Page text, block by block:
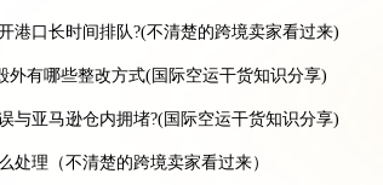
港口长时间排队?(不清楚的跨境卖家看过来)
外有哪些整改方式(国际空运干货知识分享)
与亚马逊仓内拥堵?(国际空运干货知识分享)
处理（不清楚的跨境卖家看过来）